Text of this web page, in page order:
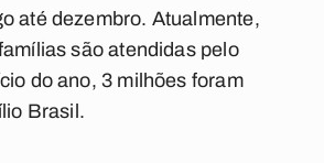
até dezembro. Atualmente,
são atendidas pelo
do ano, 3 milhões foram
Brasil.